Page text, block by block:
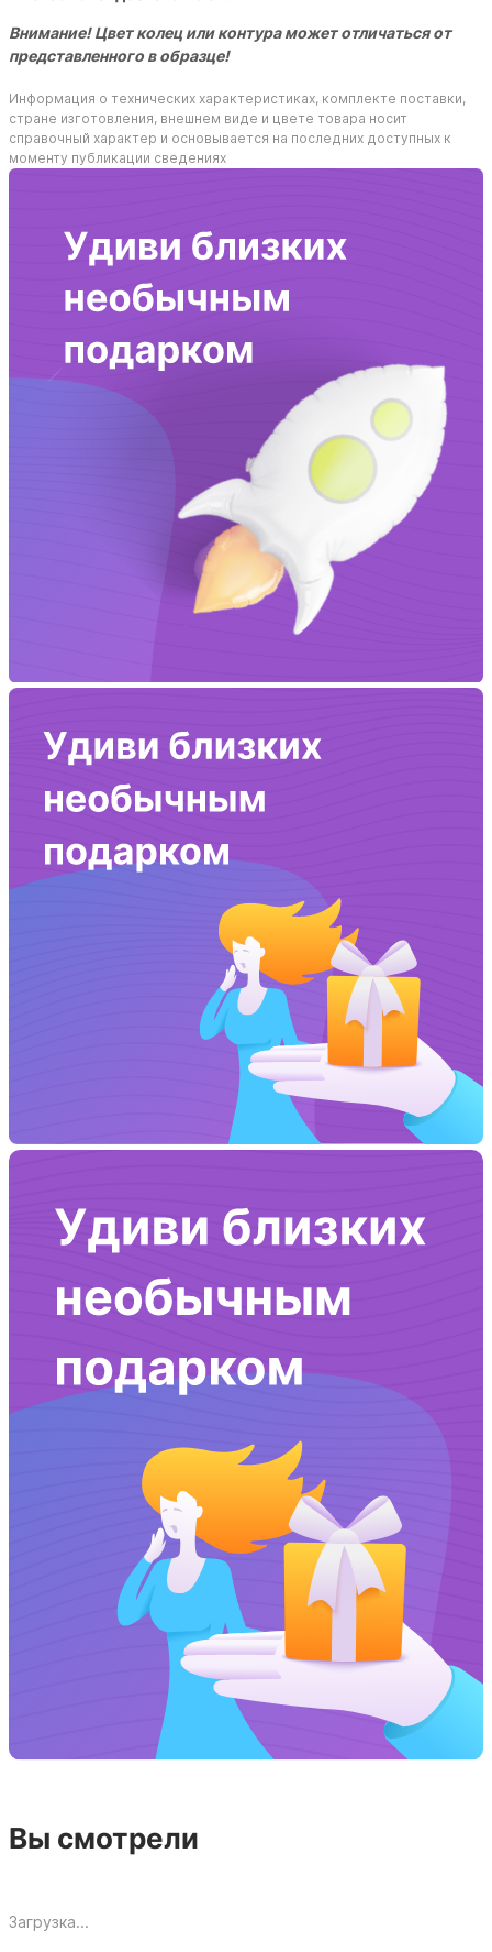
Внимание! Цвет колец или контура может отличаться от
представленного в образце!
Информация о технических характеристиках, комплекте поставки,
стране изготовления, внешнем виде и цвете товара носит
справочный характер и основывается на последних доступных к
моменту публикации сведениях
Вы смотрели
Загрузка...